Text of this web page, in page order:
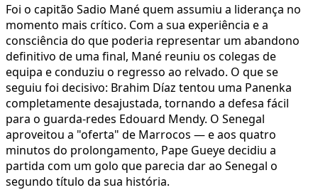
Foi o capitão Sadio Mané quem assumiu a liderança no
momento mais crítico. Com a sua experiência e a
consciência do que poderia representar um abandono
definitivo de uma final, Mané reuniu os colegas de
equipa e conduziu o regresso ao relvado. O que se
seguiu foi decisivo: Brahim Díaz tentou uma Panenka
completamente desajustada, tornando a defesa fácil
para o guarda-redes Edouard Mendy. O Senegal
aproveitou a "oferta" de Marrocos — e aos quatro
minutos do prolongamento, Pape Gueye decidiu a
partida com um golo que parecia dar ao Senegal o
segundo título da sua história.